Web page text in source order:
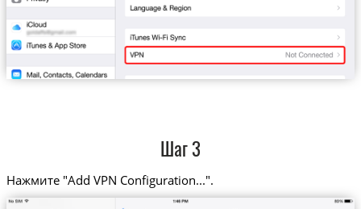
Шаг 3
Нажмите "Add VPN Configuration...".